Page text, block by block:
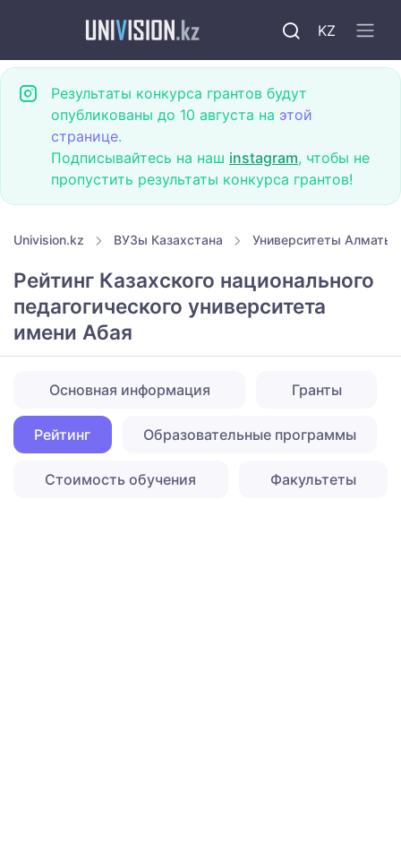
KZ
Результаты конкурса грантов будут
опубликованы до 10 августа на этой
странице.
Подписывайтесь на наш instagram, чтобы не
пропустить результаты конкурса грантов!
Univision.kz ВУЗы Казахстана Университеты Алматы
Рейтинг Казахского национального
педагогического университета
имени Абая
Основная информация Гранты
Рейтинг Образовательные программы
Стоимость обучения Факультеты